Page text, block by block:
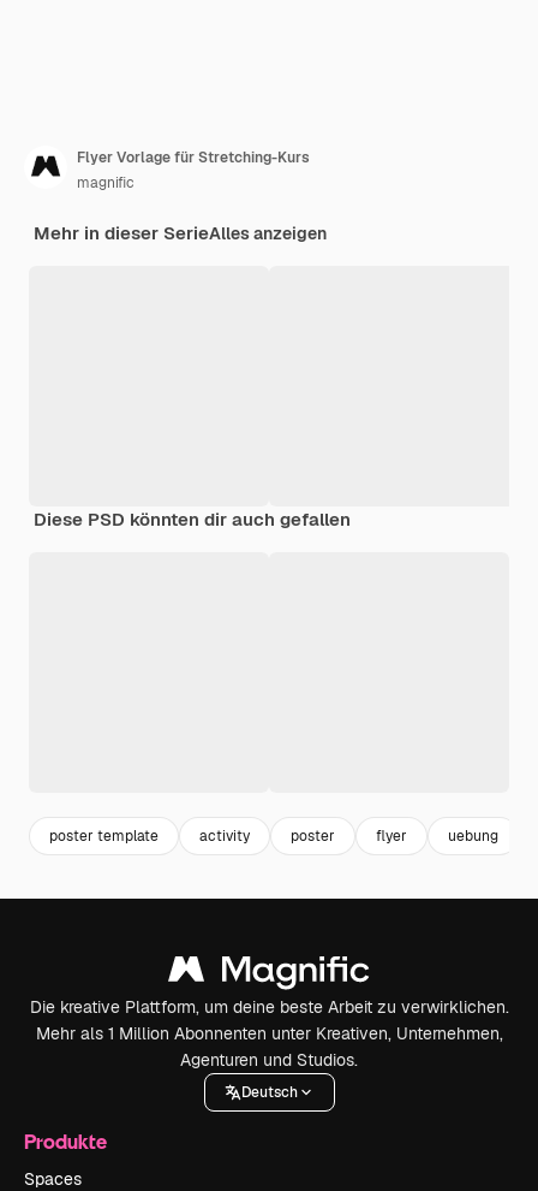
Flyer Vorlage für Stretching-Kurs
magnific
Mehr in dieser SerieAlles anzeigen
Diese PSD könnten dir auch gefallen
poster template activity poster flyer uebung
Die kreative Plattform, um deine beste Arbeit zu verwirklichen.
Mehr als 1 Million Abonnenten unter Kreativen, Unternehmen,
Agenturen und Studios.
Deutsch
Produkte
Spaces